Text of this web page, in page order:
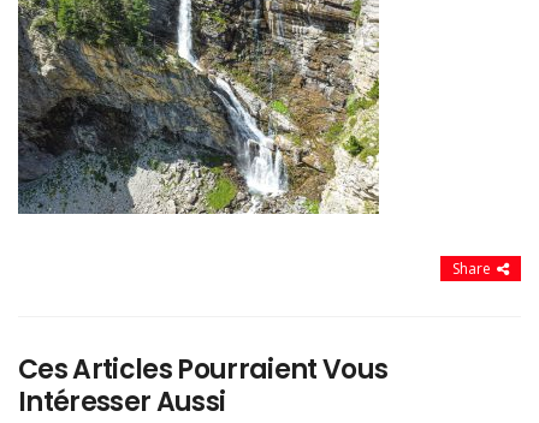
Share
Ces Articles Pourraient Vous
Intéresser Aussi